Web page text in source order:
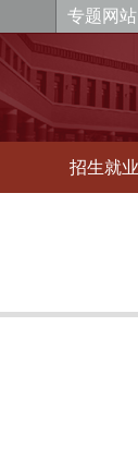
专题网站
招生就业